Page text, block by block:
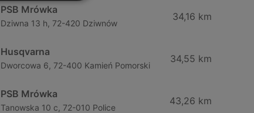
PSB Mrówka
Dziwna 13 h, 72-420 Dziwnów
34,16 km
Husqvarna
Dworcowa 6, 72-400 Kamień Pomorski
34,55 km
PSB Mrówka
Tanowska 10 c, 72-010 Police
43,26 km